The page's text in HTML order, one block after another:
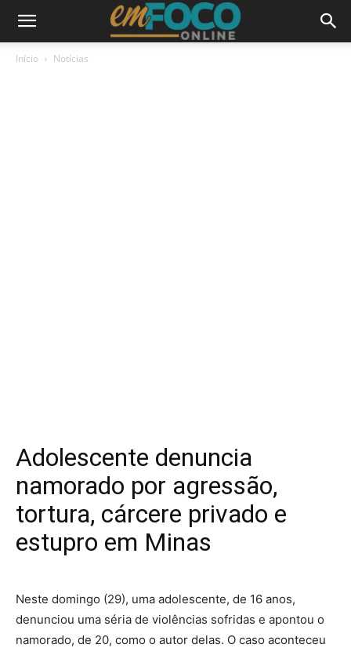
Início Notícias
Adolescente denuncia
namorado por agressão,
tortura, cárcere privado e
estupro em Minas
Neste domingo (29), uma adolescente, de 16 anos,
denunciou uma séria de violências sofridas e apontou o
namorado, de 20, como o autor delas. O caso aconteceu